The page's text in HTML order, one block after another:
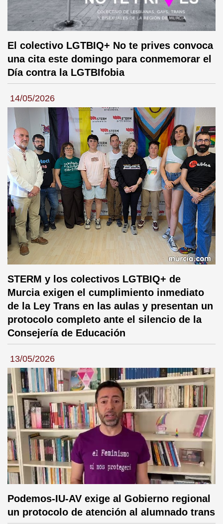
El colectivo LGTBIQ+ No te prives convoca
una cita este domingo para conmemorar el
Día contra la LGTBIfobia
14/05/2026
STERM y los colectivos LGTBIQ+ de
Murcia exigen el cumplimiento inmediato
de la Ley Trans en las aulas y presentan un
protocolo completo ante el silencio de la
Consejería de Educación
13/05/2026
Podemos-IU-AV exige al Gobierno regional
un protocolo de atención al alumnado trans